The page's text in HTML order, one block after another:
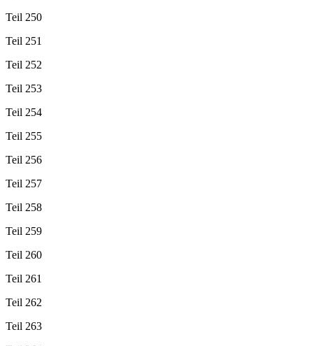
Teil 250
Teil 251
Teil 252
Teil 253
Teil 254
Teil 255
Teil 256
Teil 257
Teil 258
Teil 259
Teil 260
Teil 261
Teil 262
Teil 263